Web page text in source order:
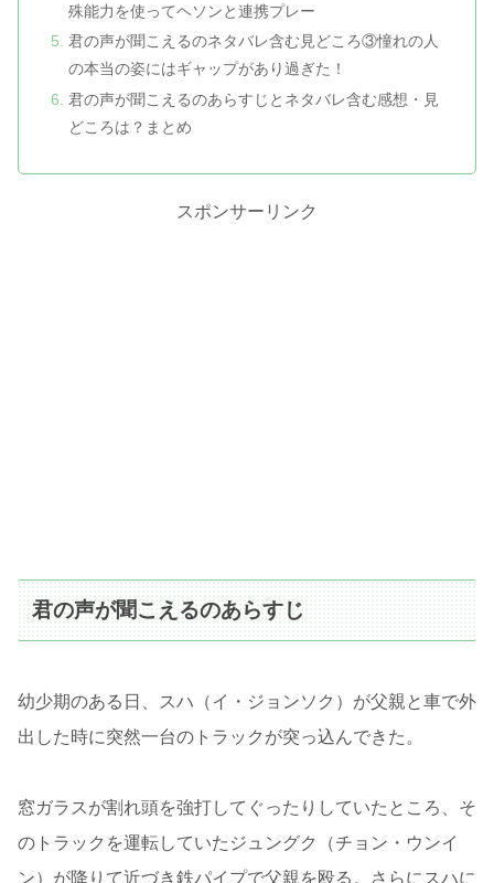
殊能力を使ってヘソンと連携プレー
君の声が聞こえるのネタバレ含む見どころ③憧れの人
の本当の姿にはギャップがあり過ぎた！
君の声が聞こえるのあらすじとネタバレ含む感想・見
どころは？まとめ
スポンサーリンク
君の声が聞こえるのあらすじ
幼少期のある日、スハ（イ・ジョンソク）が父親と車で外
出した時に突然一台のトラックが突っ込んできた。
窓ガラスが割れ頭を強打してぐったりしていたところ、そ
のトラックを運転していたジュングク（チョン・ウンイ
ン）が降りて近づき鉄パイプで父親を殴る。さらにスハに